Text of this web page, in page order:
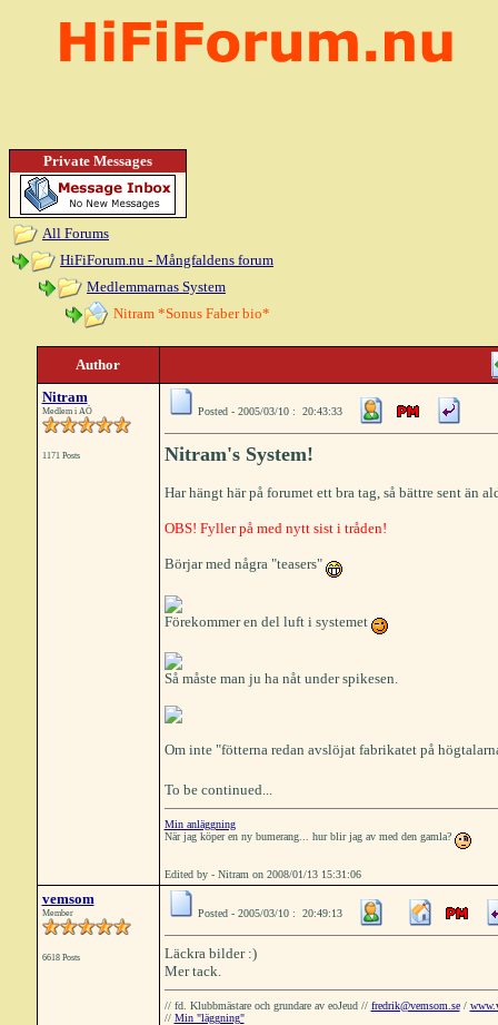
Private Messages
All Forums
HiFiForum.nu - Mångfaldens forum
Medlemmarnas System
Nitram *Sonus Faber bio*
Author
Nitram
Medlem i AÖ
1171 Posts
Posted - 2005/03/10 : 20:43:33
Nitram's System!
Har hängt här på forumet ett bra tag, så bättre sent än
OBS! Fyller på med nytt sist i tråden!
Börjar med några "teasers"
Förekommer en del luft i systemet
Så måste man ju ha nåt under spikesen.
Om inte "fötterna redan avslöjat fabrikatet på
To be continued...
Min anläggning
När jag köper en ny bumerang... hur blir jag av med den gamla?
Edited by - Nitram on 2008/01/13 15:31:06
vemsom
Member
6618 Posts
Posted - 2005/03/10 : 20:49:13
Läckra bilder :)
Mer tack.
// fd. Klubbmästare och grundare av eoJeud // fredrik@vemsom.se/
// Min "läggning"